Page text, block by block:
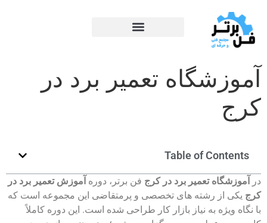
آموزشگاه تعمیر برد در
کرج
Table of Contents
در آموزشگاه تعمیر برد در کرج فن برتر، دوره آموزش تعمیر برد در
کرج یکی از رشته‌ های تخصصی و پرمتقاضی این مجموعه است که
با نگاه ویژه به نیاز بازار کار طراحی شده است. این دوره کاملاً